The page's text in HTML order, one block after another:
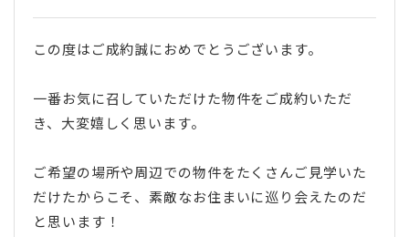
この度はご成約誠におめでとうございます。
一番お気に召していただけた物件をご成約いただ
き、大変嬉しく思います。
ご希望の場所や周辺での物件をたくさんご見学いた
だけたからこそ、素敵なお住まいに巡り会えたのだ
と思います！